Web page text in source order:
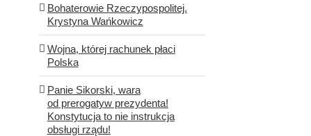
Bohaterowie Rzeczypospolitej.
Krystyna Wańkowicz
Wojna, której rachunek płaci
Polska
Panie Sikorski, wara
od prerogatyw prezydenta!
Konstytucja to nie instrukcja
obsługi rządu!